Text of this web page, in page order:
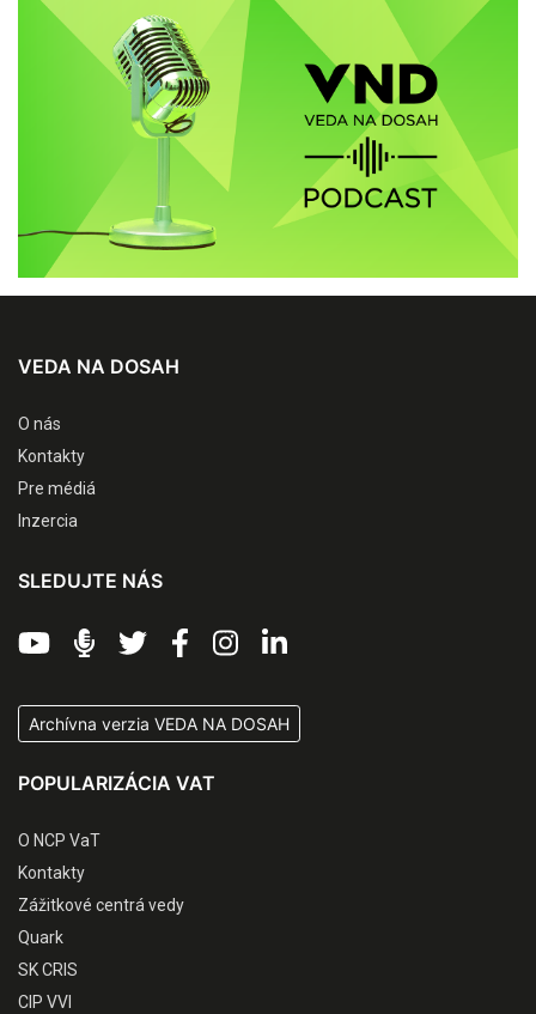
VEDA NA DOSAH
O nás
Kontakty
Pre médiá
Inzercia
SLEDUJTE NÁS
Archívna verzia VEDA NA DOSAH
POPULARIZÁCIA VAT
O NCP VaT
Kontakty
Zážitkové centrá vedy
Quark
SK CRIS
CIP VVI